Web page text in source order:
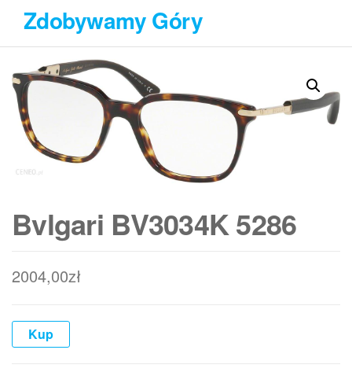
Przejdź
treści
Zdobywamy Góry
Bvlgari BV3034K 5286
2004,00zł
Kup